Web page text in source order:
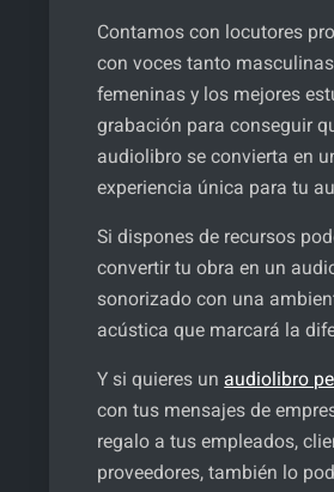
Contamos con locutores
con voces tanto
femeninas y los mejores
grabación para conseguir
audiolibro se convierta en
experiencia única para tu
Si dispones de recursos
convertir tu obra en un
sonorizado con una
acústica que marcará la
Y si quieres unaudiolibro
con tus mensajes de
regalo a tus empleados,
proveedores, también lo